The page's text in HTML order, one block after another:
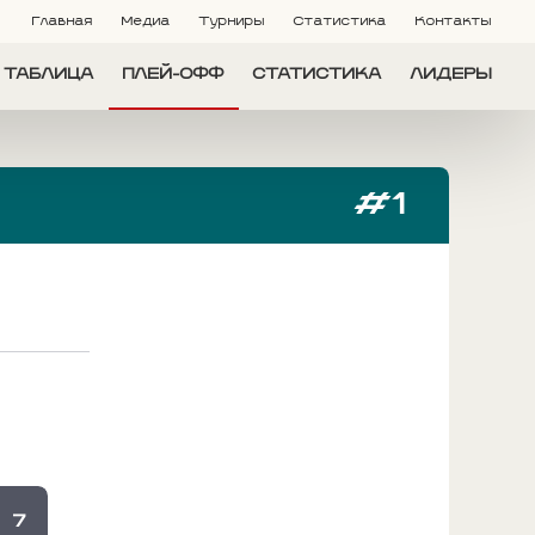
Главная Медиа Турниры Статистика Контакты
ТАБЛИЦА ПЛЕЙ-ОФФ СТАТИСТИКА ЛИДЕРЫ
#1
7